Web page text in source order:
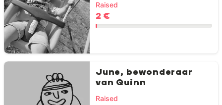
Raised
2 €
June, bewonderaar
van Quinn
Raised